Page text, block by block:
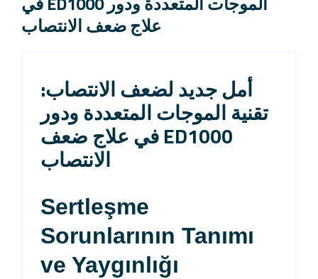
علاج ضعف الانتصاب
أمل جديد لضعف الانتصاب:
تقنية الموجات المتعددة ودور
ED1000 في علاج ضعف
الانتصاب
Sertleşme
Sorunlarının Tanımı
ve Yaygınlığı